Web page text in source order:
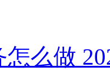
怎么做